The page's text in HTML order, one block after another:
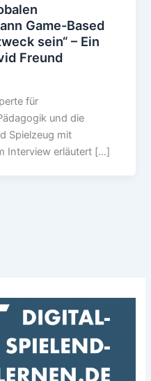
Game-Based
sein“ – Ein
Freund
für
und die
Spielzeug mit
Interview erläutert […]